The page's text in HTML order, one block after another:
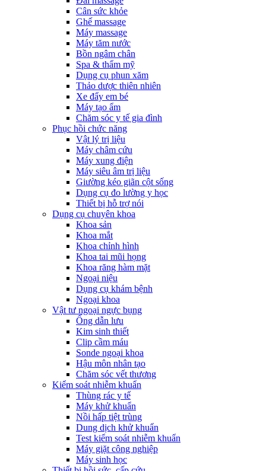
Cân sức khỏe
Ghế massage
Máy massage
Máy tăm nước
Bồn ngâm chân
Spa & thẩm mỹ
Dụng cụ phun xăm
Thảo dược thiên nhiên
Xe đẩy em bé
Máy tạo ẩm
Chăm sóc y tế gia đình
Phục hồi chức năng
Vật lý trị liệu
Máy châm cứu
Máy xung điện
Máy siêu âm trị liệu
Giường kéo giãn cột sống
Dụng cụ đo lường y học
Thiết bị hỗ trợ nói
Dụng cụ chuyên khoa
Khoa sản
Khoa mắt
Khoa chỉnh hình
Khoa tai mũi họng
Khoa răng hàm mặt
Ngoại niệu
Dụng cụ khám bệnh
Ngoại khoa
Vật tư ngoại ngực bụng
Ống dẫn lưu
Kim sinh thiết
Clip cầm máu
Sonde ngoại khoa
Hậu môn nhân tạo
Chăm sóc vết thương
Kiểm soát nhiễm khuẩn
Thùng rác y tế
Máy khử khuẩn
Nồi hấp tiệt trùng
Dung dịch khử khuẩn
Test kiểm soát nhiễm khuẩn
Máy giặt công nghiệp
Máy sinh học